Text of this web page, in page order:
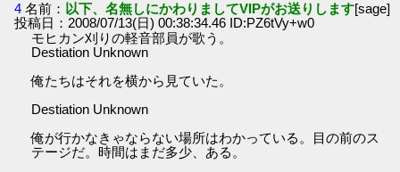
4 名前： 以下、名無しにかわりましてVIPがお送りします[sage]
投稿日：2008/07/13(日) 00:38:34.46 ID:PZ6tVy+w0
モヒカン刈りの軽音部員が歌う。
Destiation Unknown
俺たちはそれを横から見ていた。
Destiation Unknown
俺が行かなきゃならない場所はわかっている。目の前のス
テージだ。時間はまだ多少、ある。